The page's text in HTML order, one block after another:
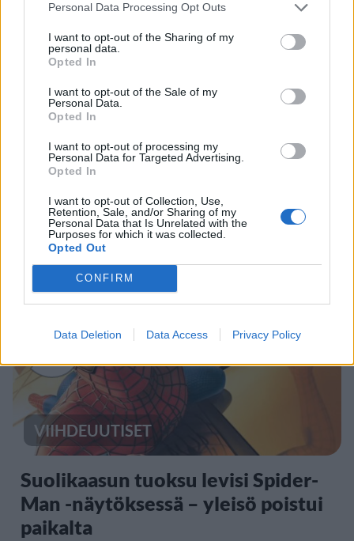
Personal Data Processing Opt Outs
I want to opt-out of the Sharing of my
personal data.
Opted In
I want to opt-out of the Sale of my
Personal Data.
Opted In
I want to opt-out of processing my
Personal Data for Targeted Advertising.
Opted In
I want to opt-out of Collection, Use,
Retention, Sale, and/or Sharing of my
Personal Data that Is Unrelated with the
Purposes for which it was collected.
Opted Out
CONFIRM
Data Deletion Data Access Privacy Policy
4
UUTISET
Moottoripyöräilijä pakeni poliisia
– tutkaan hurja ylinopeus
5
VIIHDEUUTISET
Suolikaasun tuoksu levisi Spider-
Man -näytöksessä – yleisö poistui
paikalta